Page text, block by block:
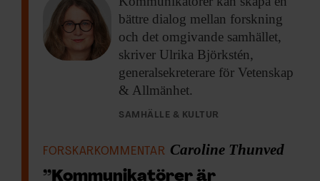
bättre dialog mellan forskning
och det omgivande samhället,
skriver Ulrika Björkstén,
generalsekreterare för Vetenskap
& Allmänhet.
SAMHÄLLE & KULTUR
FORSKARKOMMENTAR Caroline Thunved
”Kommunikatörer är